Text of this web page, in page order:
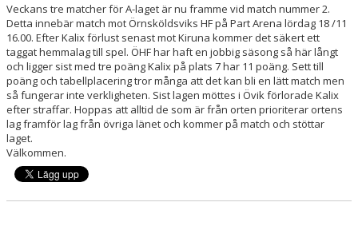
Veckans tre matcher för A-laget är nu framme vid match nummer 2.
Detta innebär match mot Örnsköldsviks HF på Part Arena lördag 18 /11
16.00. Efter Kalix förlust senast mot Kiruna kommer det säkert ett
taggat hemmalag till spel. ÖHF har haft en jobbig säsong så här långt
och ligger sist med tre poäng Kalix på plats 7 har 11 poäng. Sett till
poäng och tabellplacering tror många att det kan bli en lätt match men
så fungerar inte verkligheten. Sist lagen möttes i Övik förlorade Kalix
efter straffar. Hoppas att alltid de som är från orten prioriterar ortens
lag framför lag från övriga länet och kommer på match och stöttar
laget.
Välkommen.